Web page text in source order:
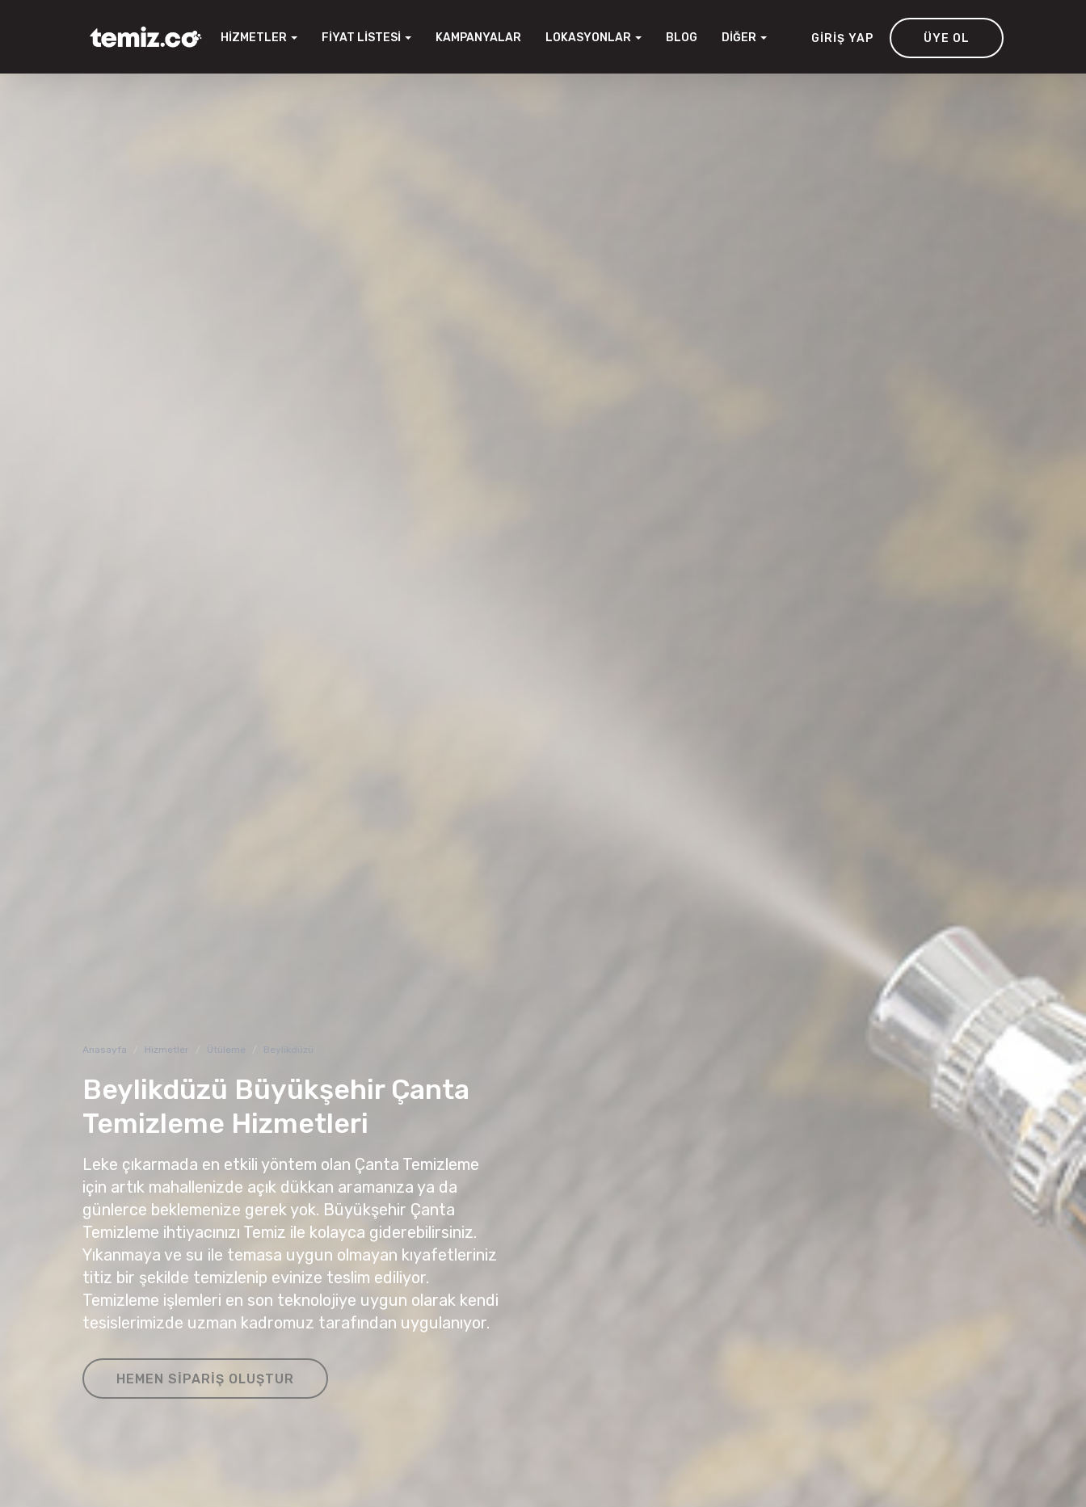
HIZMETLER FIYAT LISTESI KAMPANYALAR LOKASYONLAR BLOG DIĞER GIRIŞ YAP ÜYE OL
Anasayfa Hizmetler Ütüleme Beylikdüzü
Beylikdüzü Büyükşehir Çanta
Temizleme Hizmetleri
Leke çıkarmada en etkili yöntem olan Çanta Temizleme
için artık mahallenizde açık dükkan aramanıza ya da
günlerce beklemenize gerek yok. Büyükşehir Çanta
Temizleme ihtiyacınızı Temiz ile kolayca giderebilirsiniz.
Yıkanmaya ve su ile temasa uygun olmayan kıyafetleriniz
titiz bir şekilde temizlenip evinize teslim ediliyor.
Temizleme işlemleri en son teknolojiye uygun olarak kendi
tesislerimizde uzman kadromuz tarafından uygulanıyor.
HEMEN SIPARIŞ OLUŞTUR